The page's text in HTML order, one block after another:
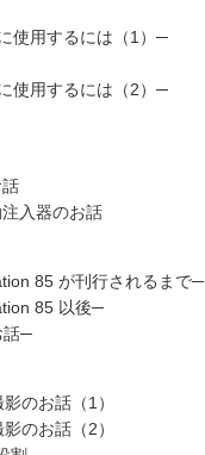
使用するには（1）─
使用するには（2）─
入器のお話
85 が刊行されるまで─
85 以後─
話─
のお話（1）
のお話（2）